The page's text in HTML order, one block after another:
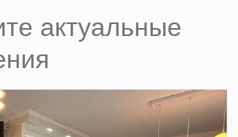
актуальные